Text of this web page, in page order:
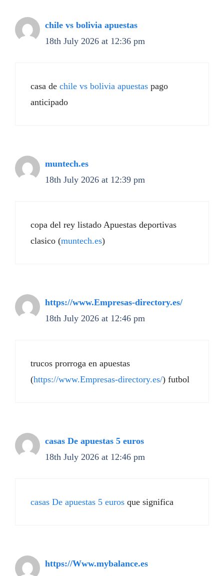
chile vs bolivia apuestas
18th July 2026 at 12:36 pm
casa de chile vs bolivia apuestas pago
anticipado
muntech.es
18th July 2026 at 12:39 pm
copa del rey listado Apuestas deportivas
clasico (muntech.es)
https://www.Empresas-directory.es/
18th July 2026 at 12:46 pm
trucos prorroga en apuestas
(https://www.Empresas-directory.es/) futbol
casas De apuestas 5 euros
18th July 2026 at 12:46 pm
casas De apuestas 5 euros que significa
https://Www.mybalance.es